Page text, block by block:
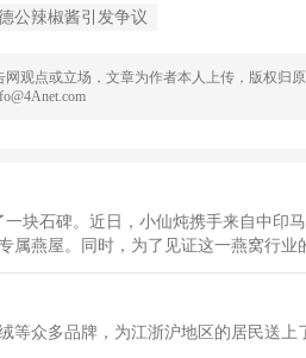
公辣椒酱引发争议
观点或立场，文章为作者本人上传，版权归
块石碑。近日，小仙炖携手来自中印
属燕屋。同时，为了见证这一燕窝行
于小仙炖的牵头以及五国专业机构的共
众多品牌，为江浙沪地区的居民送上